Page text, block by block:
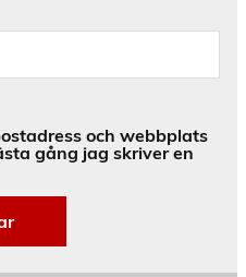
och webbplats
gång jag skriver en